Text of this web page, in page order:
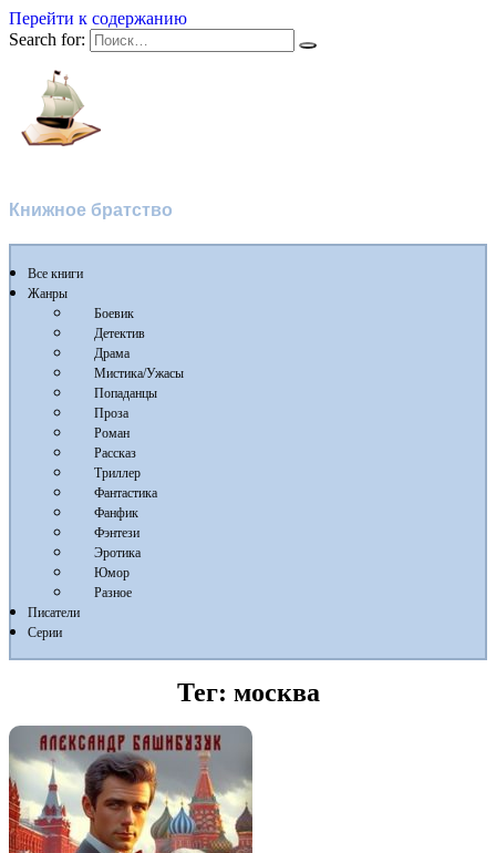
Перейти к содержанию
Search for:
Книжное братство
Все книги
Жанры
Боевик
Детектив
Драма
Мистика/Ужасы
Попаданцы
Проза
Роман
Рассказ
Триллер
Фантастика
Фанфик
Фэнтези
Эротика
Юмор
Разное
Писатели
Серии
Тег: москва